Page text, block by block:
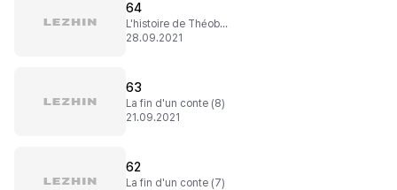
64
L'histoire de Théobald
28.09.2021
63
La fin d'un conte (8)
21.09.2021
62
La fin d'un conte (7)